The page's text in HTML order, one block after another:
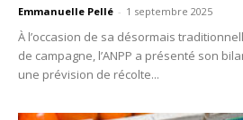
Emmanuelle Pellé - 1 septembre 2025
À l’occasion de sa désormais
de campagne, l’ANPP a présenté son
une prévision de récolte...